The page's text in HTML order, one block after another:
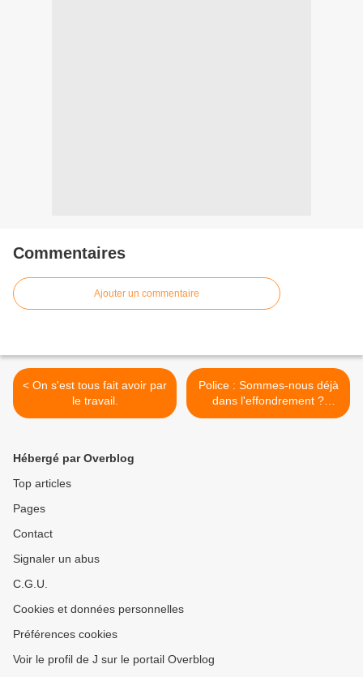
Commentaires
Ajouter un commentaire
< On s'est tous fait avoir par
le travail.
Police : Sommes-nous déjà
dans l'effondrement ?
(Interview de Franck,
Hébergé par Overblog
Top articles
Pages
Contact
Signaler un abus
C.G.U.
Cookies et données personnelles
Préférences cookies
Voir le profil de J sur le portail Overblog